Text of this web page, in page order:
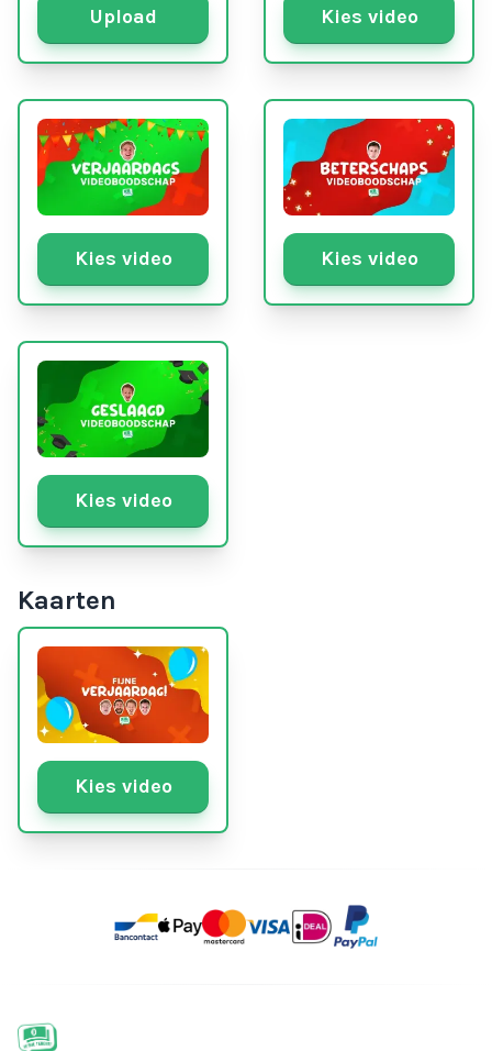
Upload Kies video
Kies video Kies video
Kies video
Kaarten
Kies video